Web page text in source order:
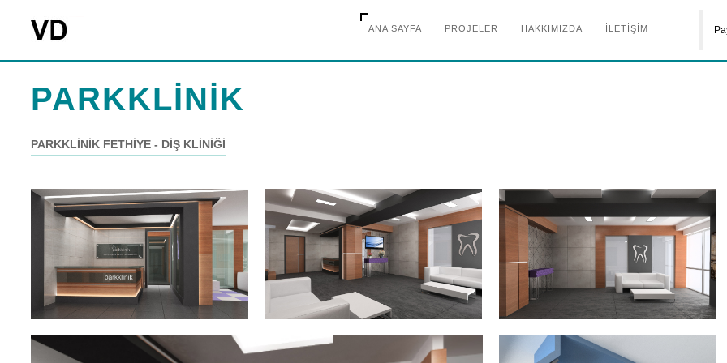
ANA SAYFA PROJELER HAKKIMIZDA İLETİŞİM
PARKKLİNİK
PARKKLİNİK FETHİYE - DİŞ KLİNİĞİ